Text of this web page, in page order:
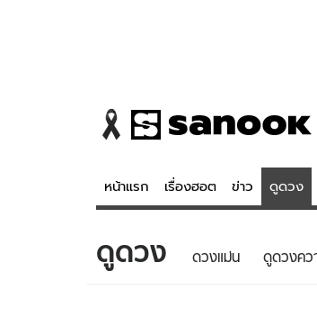
หน้าแรก เรื่องฮอต ข่าว ดูดวง
ข่าว
ดูดวง ดวงแม่น ดูดวงคว